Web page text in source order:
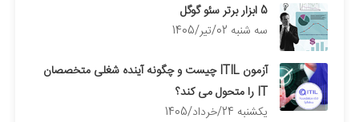
5 ابزار برتر سئو گوگل
سه شنبه 02/تیر/1405
آزمون ITIL چیست و چگونه آینده شغلی متخصصان
IT را متحول می کند؟
يكشنبه 24/خرداد/1405